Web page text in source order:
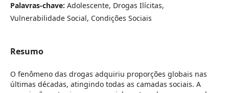
Palavras-chave: Adolescente, Drogas Ilícitas,
Vulnerabilidade Social, Condições Sociais
Resumo
O fenômeno das drogas adquiriu proporções globais nas
últimas décadas, atingindo todas as camadas sociais. A